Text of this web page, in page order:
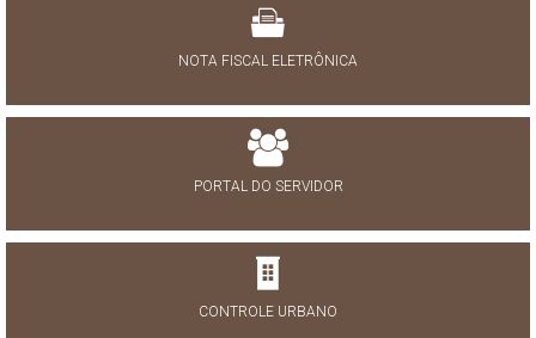
NOTA FISCAL ELETRÔNICA
PORTAL DO SERVIDOR
CONTROLE URBANO